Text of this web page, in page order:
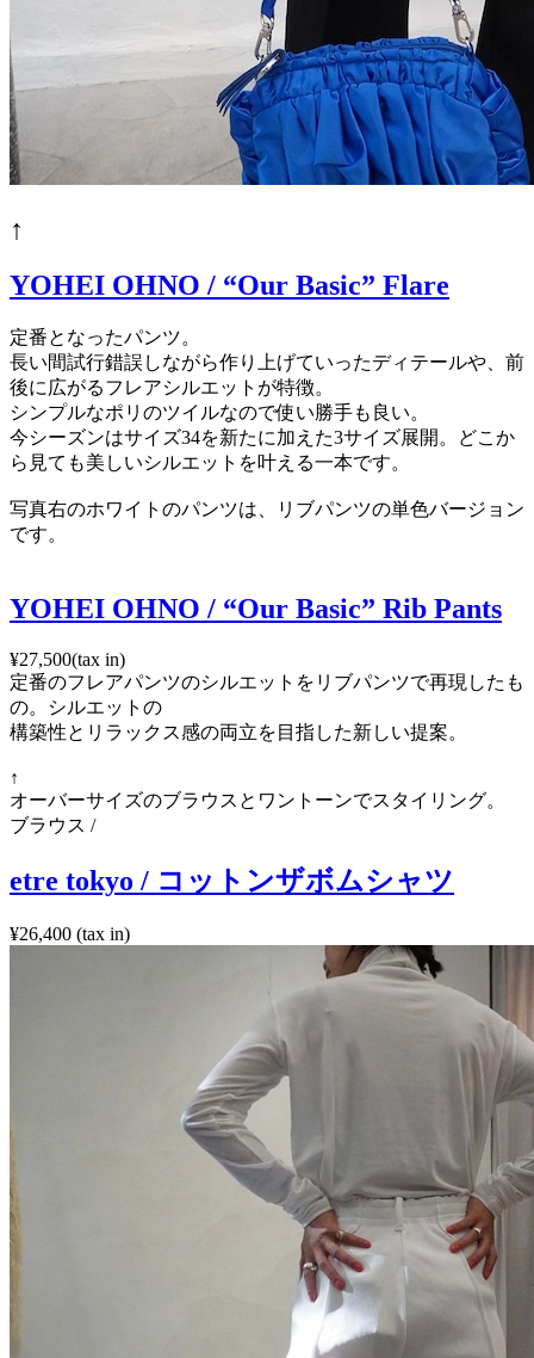
↑
YOHEI OHNO / “Our Basic” Flare
定番となったパンツ。
長い間試行錯誤しながら作り上げていったディテールや、前
後に広がるフレアシルエットが特徴。
シンプルなポリのツイルなので使い勝手も良い。
今シーズンはサイズ34を新たに加えた3サイズ展開。どこか
ら見ても美しいシルエットを叶える一本です。
写真右のホワイトのパンツは、リブパンツの単色バージョン
です。
YOHEI OHNO / “Our Basic” Rib Pants
¥27,500(tax in)
定番のフレアパンツのシルエットをリブパンツで再現したも
の。シルエットの
構築性とリラックス感の両立を目指した新しい提案。
↑
オーバーサイズのブラウスとワントーンでスタイリング。
ブラウス /
etre tokyo / コットンザボムシャツ
¥26,400 (tax in)